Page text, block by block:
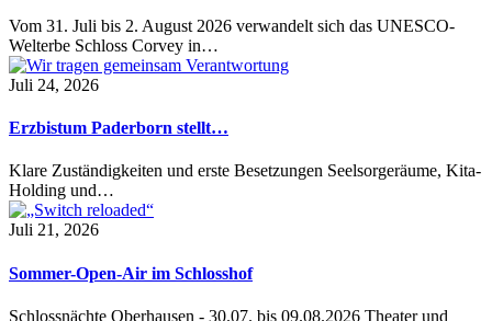
Vom 31. Juli bis 2. August 2026 verwandelt sich das UNESCO-
Welterbe Schloss Corvey in…
Juli 24, 2026
Erzbistum Paderborn stellt…
Klare Zuständigkeiten und erste Besetzungen Seelsorgeräume, Kita-
Holding und…
Juli 21, 2026
Sommer-Open-Air im Schlosshof
Schlossnächte Oberhausen - 30.07. bis 09.08.2026 Theater und